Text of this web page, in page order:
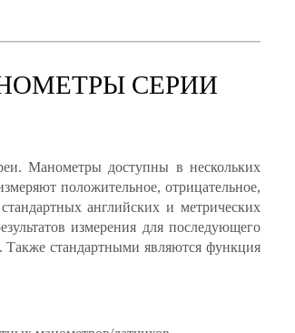
СЕРИИ
Манометры доступны в нескольких
положительное, отрицательное,
английских и метрических
измерения для последующего
Также стандартными являются функция